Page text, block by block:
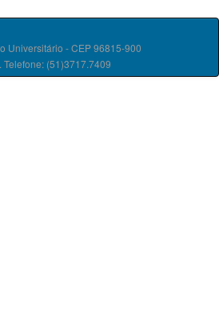
Universitário - CEP 96815-900
(51)3717.7409